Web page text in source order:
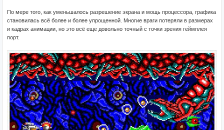
По мере того, как уменьшалось разрешение экрана и мощь процессора, графика
становилась всё более и более упрощенной. Многие враги потеряли в размерах
и кадрах анимации, но это всё еще довольно точный с точки зрения геймплея
порт.